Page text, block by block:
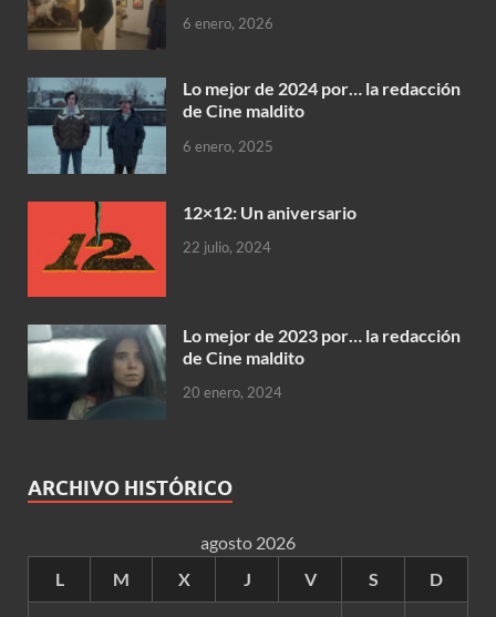
6 enero, 2026
Lo mejor de 2024 por… la redacción
de Cine maldito
6 enero, 2025
12×12: Un aniversario
22 julio, 2024
Lo mejor de 2023 por… la redacción
de Cine maldito
20 enero, 2024
ARCHIVO HISTÓRICO
agosto 2026
L
M X J V S D